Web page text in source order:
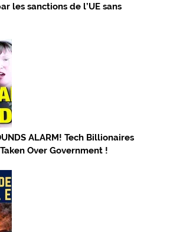
les sanctions de l’UE sans
ALARM! Tech Billionaires
Over Government !